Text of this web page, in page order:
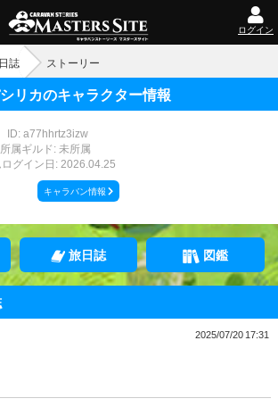
ログイン
誌 ストーリー
リカのキャラクター情報
ID: a77hhrtz3izw
所属ギルド: 未所属
グイン日: 2026.04.25
キャラバン情報
旅日誌 図鑑
2025/07/20 17:31